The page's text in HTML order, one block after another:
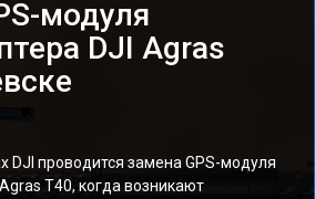
модуля
DJI Agras
DJI проводится замена GPS-модуля
T40, когда возникают